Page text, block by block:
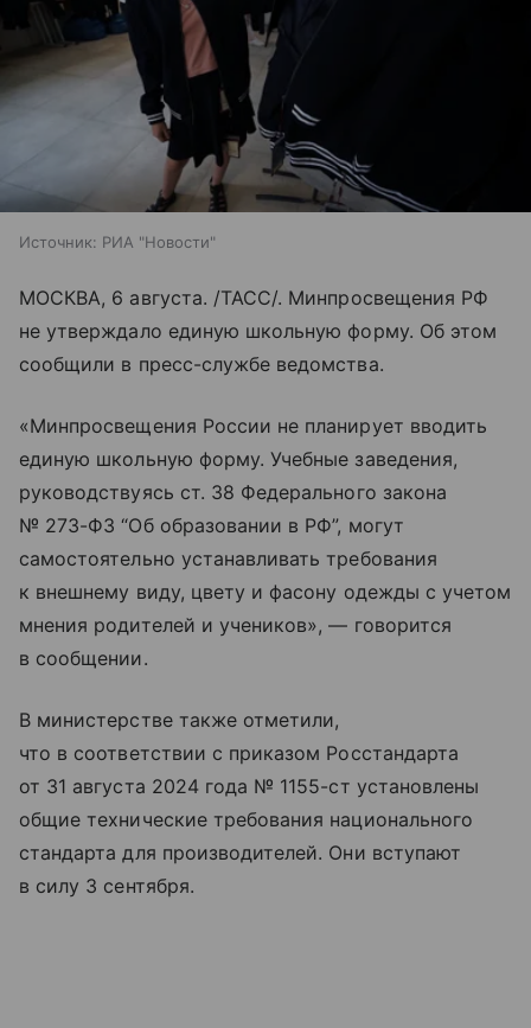
Источник: РИА "Новости"
МОСКВА, 6 августа. /ТАСС/. Минпросвещения РФ
не утверждало единую школьную форму. Об этом
сообщили в пресс-службе ведомства.
«Минпросвещения России не планирует вводить
единую школьную форму. Учебные заведения,
руководствуясь ст. 38 Федерального закона
№ 273-ФЗ “Об образовании в РФ”, могут
самостоятельно устанавливать требования
к внешнему виду, цвету и фасону одежды с учетом
мнения родителей и учеников», — говорится
в сообщении.
В министерстве также отметили,
что в соответствии с приказом Росстандарта
от 31 августа 2024 года № 1155-ст установлены
общие технические требования национального
стандарта для производителей. Они вступают
в силу 3 сентября.